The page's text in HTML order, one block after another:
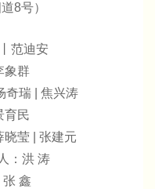
8号）
范迪安
象群
奇瑞 | 焦兴涛
育民
晓莹 | 张建元
：洪 涛
鑫